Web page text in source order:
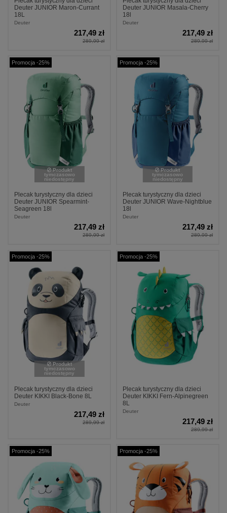
Deuter JUNIOR Maron-Currant
18L
Deuter
217,49 zł
289,99 zł
Deuter JUNIOR Masala-Cherry
18l
Deuter
217,49 zł
289,99 zł
Promocja -25%
Produkt
tymczasowo
niedostępny
Plecak turystyczny dla dzieci
Deuter JUNIOR Spearmint-
Seagreen 18l
Deuter
217,49 zł
289,99 zł
Promocja -25%
Produkt
tymczasowo
niedostępny
Plecak turystyczny dla dzieci
Deuter JUNIOR Wave-Nightblue
18l
Deuter
217,49 zł
289,99 zł
Promocja -25%
Produkt
tymczasowo
niedostępny
Plecak turystyczny dla dzieci
Deuter KIKKI Black-Bone 8L
Deuter
217,49 zł
289,99 zł
Promocja -25%
Plecak turystyczny dla dzieci
Deuter KIKKI Fern-Alpinegreen
8L
Deuter
217,49 zł
289,99 zł
Promocja -25% Promocja -25%